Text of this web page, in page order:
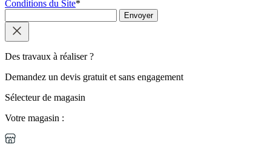
Conditions du Site*
Envoyer
Des travaux à réaliser ?
Demandez un devis gratuit et sans engagement
Sélecteur de magasin
Votre magasin :